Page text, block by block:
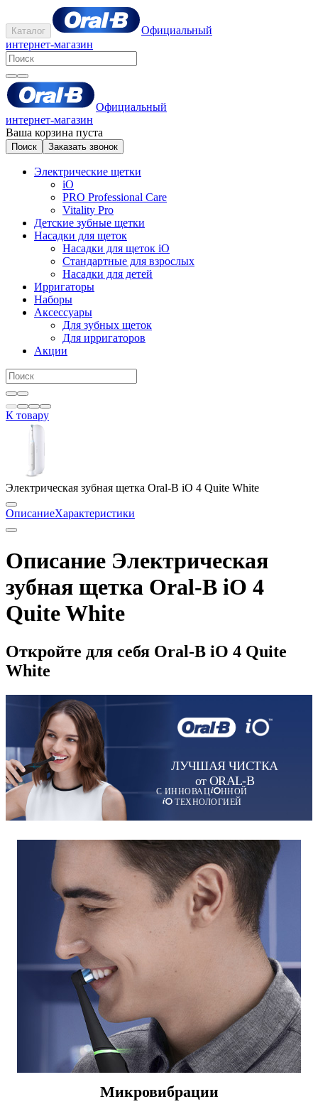
Каталог
Официальный
интернет-магазин
Официальный
интернет-магазин
Ваша корзина пуста
Поиск Заказать звонок
Электрические щетки
iO
PRO Professional Care
Vitality Pro
Детские зубные щетки
Насадки для щеток
Насадки для щеток iO
Стандартные для взрослых
Насадки для детей
Ирригаторы
Наборы
Аксессуары
Для зубных щеток
Для ирригаторов
Акции
К товару
Электрическая зубная щетка Oral-B iO 4 Quite White
ОписаниеХарактеристики
Описание Электрическая
зубная щетка Oral-B iO 4
Quite White
Откройте для себя Oral-B iO 4 Quite
White
ЛУЧШАЯ ЧИСТКА
от ORAL-B
С ИННОВАЦ
ННОЙ
ТЕХНОЛОГИЕЙ
Микровибрации